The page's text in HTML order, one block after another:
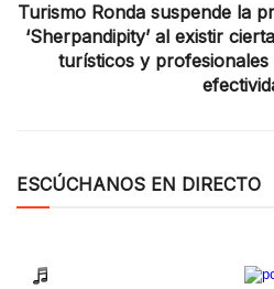
Turismo Ronda suspende la
‘Sherpandipity’ al existir
turísticos y
ESCÚCHANOS EN DIRECTO